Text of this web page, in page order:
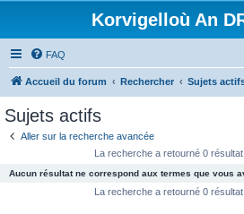
Korvigelloù An
FAQ
Accueil du forum Rechercher Sujets
Sujets actifs
Aller sur la recherche avancée
La recherche a retourné 0 résultat
Aucun résultat ne correspond aux termes que vous
La recherche a retourné 0 résultat